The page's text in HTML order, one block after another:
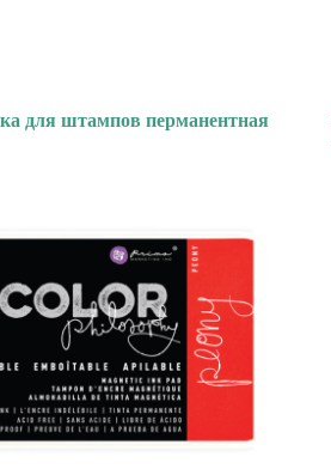
для штампов перманентная